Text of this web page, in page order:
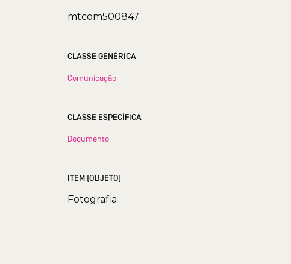
mtcom500847
CLASSE GENÉRICA
Comunicação
CLASSE ESPECÍFICA
Documento
ITEM (OBJETO)
Fotografia